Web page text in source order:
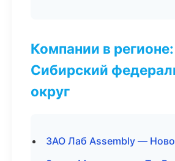
Компании в регионе:
Сибирский
округ
ЗАО Лаб Assembly —